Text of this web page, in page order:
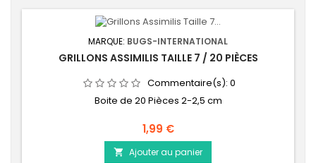
MARQUE: BUGS-INTERNATIONAL
GRILLONS ASSIMILIS TAILLE 7 / 20 PIÈCES
Commentaire(s): 0
Boite de 20 Pièces 2-2,5 cm
Prix
1,99 €
 Ajouter au panier